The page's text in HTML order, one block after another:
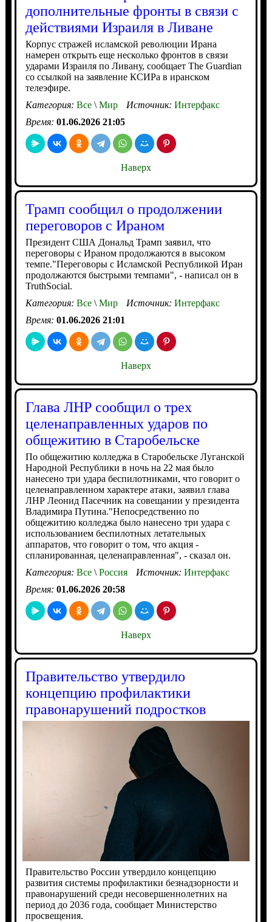
дополнительные фронты в связи с
действиями Израиля в Ливане
Корпус стражей исламской революции Ирана
намерен открыть еще несколько фронтов в связи
ударами Израиля по Ливану, сообщает The Guardian
со ссылкой на заявление КСИРа в иранском
телеэфире.
Категория: Все\Мир Источник: Интерфакс
Время: 01.06.2026 21:05
Наверх
Трамп сообщил о продолжении
переговоров с Ираном
Президент США Дональд Трамп заявил, что
переговоры с Ираном продолжаются в высоком
темпе."Переговоры с Исламской Республикой Иран
продолжаются быстрыми темпами", - написал он в
TruthSocial.
Категория: Все\Мир Источник: Интерфакс
Время: 01.06.2026 21:01
Наверх
Глава ЛНР сообщил о трех
целенаправленных ударов по
общежитию в Старобельске
По общежитию колледжа в Старобельске Луганской
Народной Республики в ночь на 22 мая было
нанесено три удара беспилотниками, что говорит о
целенаправленном характере атаки, заявил глава
ЛНР Леонид Пасечник на совещании у президента
Владимира Путина."Непосредственно по
общежитию колледжа было нанесено три удара с
использованием беспилотных летательных
аппаратов, что говорит о том, что акция -
спланированная, целенаправленная", - сказал он.
Категория: Все\Россия Источник: Интерфакс
Время: 01.06.2026 20:58
Наверх
Правительство утвердило
концепцию профилактики
правонарушений подростков
Правительство России утвердило концепцию
развития системы профилактики безнадзорности и
правонарушений среди несовершеннолетних на
период до 2036 года, сообщает Министерство
просвещения.